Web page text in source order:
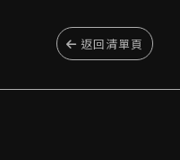
返回清單頁